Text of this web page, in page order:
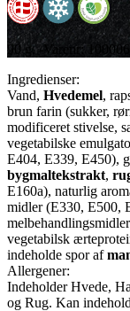
90 g. -Varenr:
Ingredienser:
Vand, Hvedemel,
brun farin (sukker,
modificeret stivelse,
vegetabilske
E404, E339, E450),
bygmaltekstrakt,
E160a), naturlig
midler (E330, E500,
vegetabilsk
indeholde spor af
Allergener:
Indeholder Hvede,
og Rug. Kan